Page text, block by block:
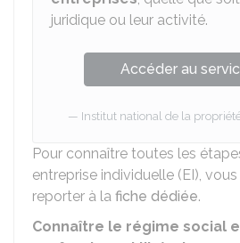
juridique ou leur activité.
Accéder au
Institut national de la
Pour connaître toutes les
entreprise individuelle (EI),
reporter à la fiche dédiée.
Connaître le régime social